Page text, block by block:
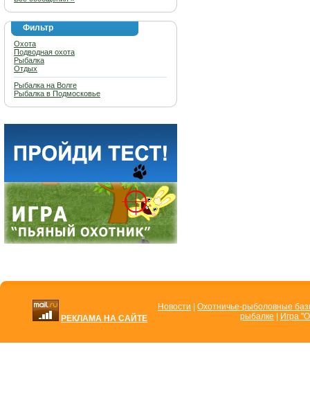
Фильтр
Охота
Подводная охота
Рыбалка
Отдых
Рыбалка на Волге
Рыбалка в Подмосковье
РЕКЛАМА НА САЙТЕ
Новости
Охотничье-рыболовные
рыбалке
Игра